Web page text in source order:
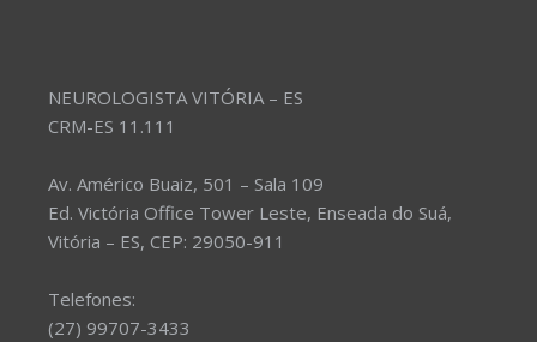
NEUROLOGISTA VITÓRIA – ES
CRM-ES 11.111
Av. Américo Buaiz, 501 – Sala 109
Ed. Victória Office Tower Leste, Enseada do Suá,
Vitória – ES, CEP: 29050-911
Telefones:
(27) 99707-3433